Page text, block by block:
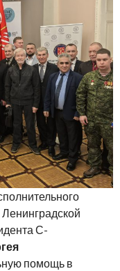
С-
помощь в